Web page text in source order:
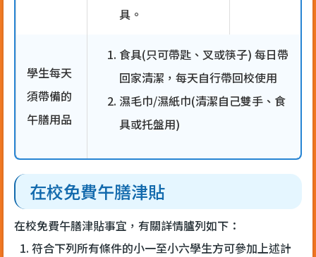
具。
學生每天
須帶備的
午膳用品
食具(只可帶匙、叉或筷子) 每日帶
回家清潔，每天自行帶回校使用
濕毛巾/濕紙巾(清潔自己雙手、食
具或托盤用)
在校免費午膳津貼
在校免費午膳津貼事宜，有關詳情臚列如下：
符合下列所有條件的小一至小六學生方可參加上述計